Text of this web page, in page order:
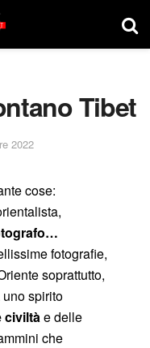
Tibet
2022
cose:
fotografie,
soprattutto,
spirito
civiltàe delle
che